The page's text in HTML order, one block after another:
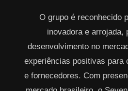
O grupo é reconhecido
inovadora e arrojada,
desenvolvimento no
experiências positivas para
e fornecedores. Com